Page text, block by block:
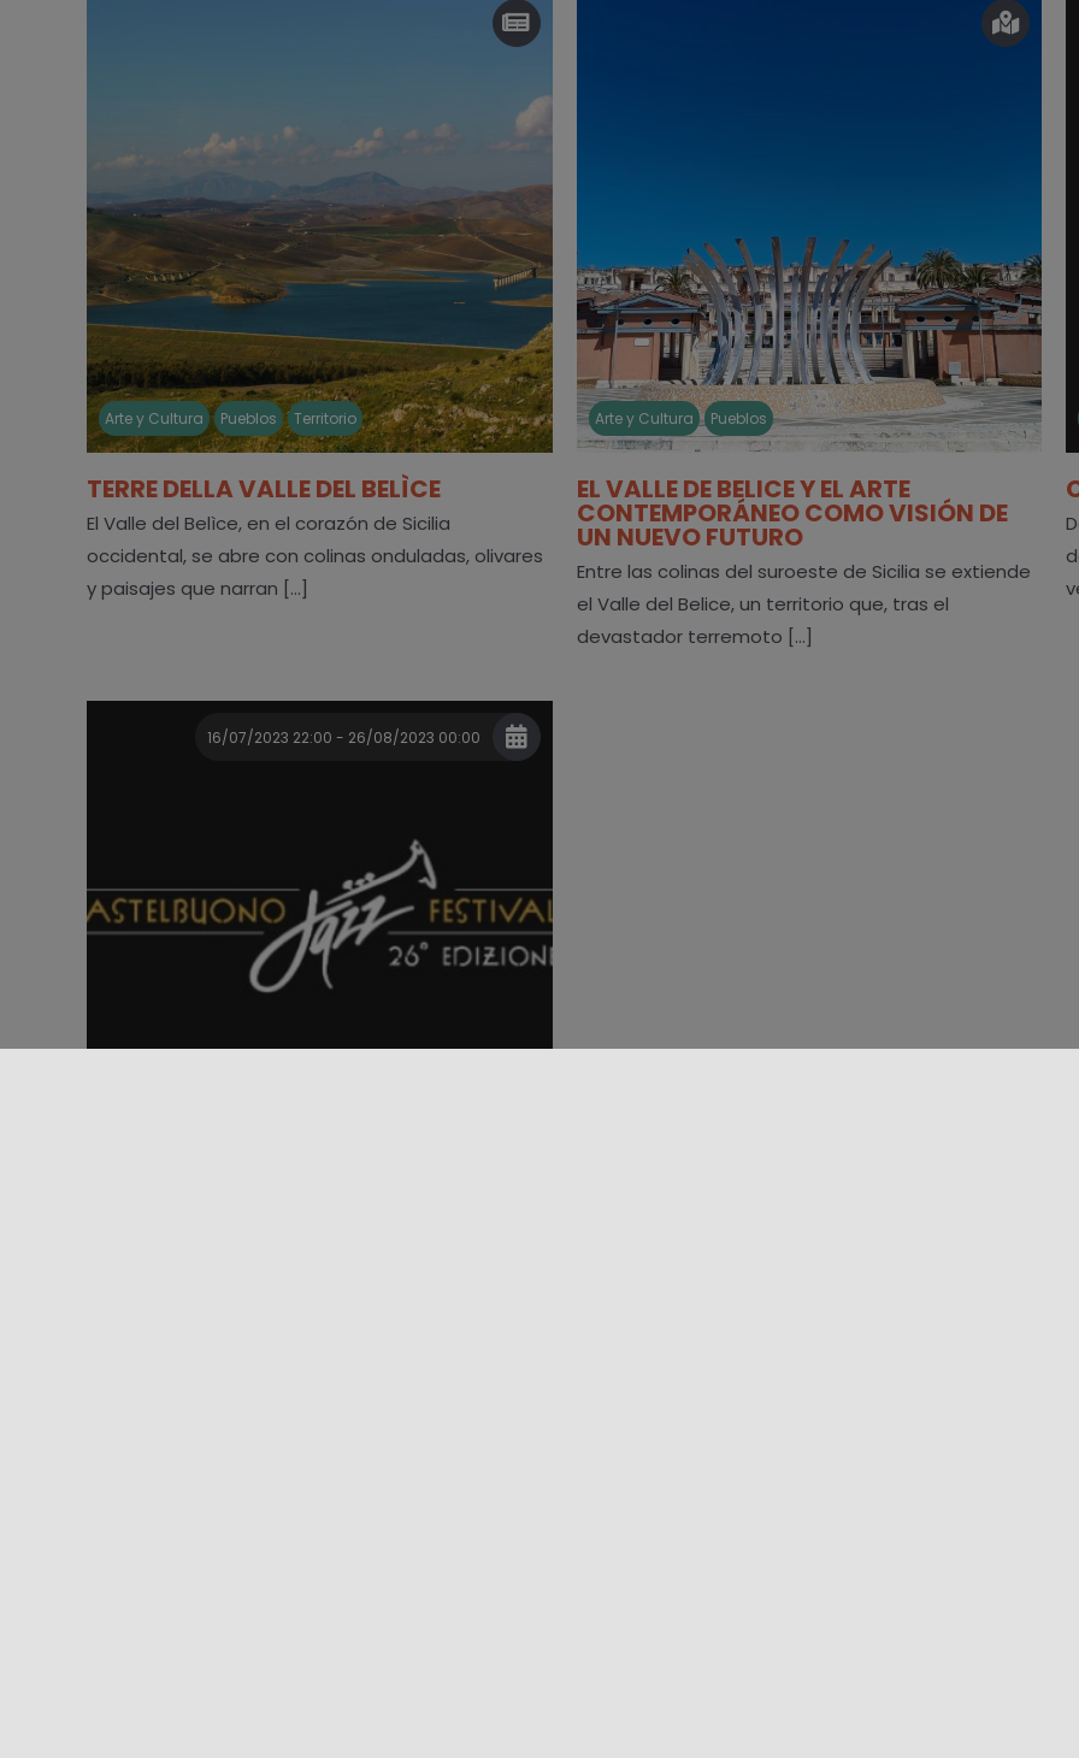
Arte y Cultura Pueblos Territorio
TERRE DELLA VALLE DEL BELÌCE
El Valle del Belìce, en el corazón de Sicilia
occidental, se abre con colinas onduladas, olivares
y paisajes que narran [...]
Arte y Cultura Pueblos
EL VALLE DE BELICE Y EL ARTE
CONTEMPORÁNEO COMO VISIÓN DE
UN NUEVO FUTURO
Entre las colinas del suroeste de Sicilia se extiende
el Valle del Belice, un territorio que, tras el
devastador terremoto [...]
16/07/2023 22:00 - 26/08/2023 00:00